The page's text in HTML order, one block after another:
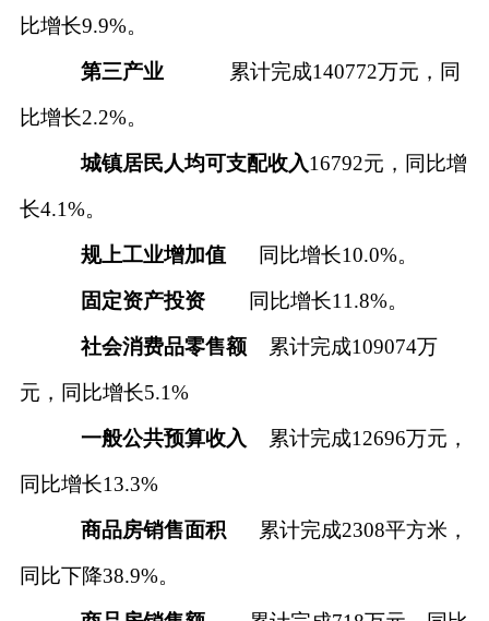
比增长9.9%。
第三产业
累计完成140772万元，同
比增长2.2%。
城镇居民人均可支配收入16792元，同比增
长4.1%。
规上工业增加值
同比增长10.0%。
固定资产投资
同比增长11.8%。
社会消费品零售额
累计完成109074万
元，同比增长5.1%
一般公共预算收入
累计完成12696万元，
同比增长13.3%
商品房销售面积
累计完成2308平方米，
同比下降38.9%。